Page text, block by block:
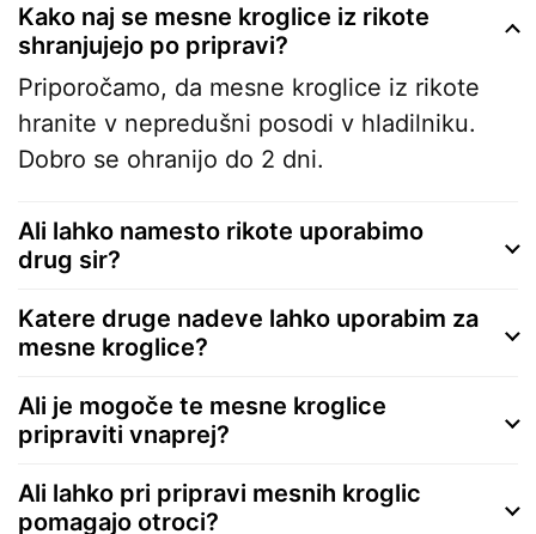
Kako naj se mesne kroglice iz rikote
shranjujejo po pripravi?
Priporočamo, da mesne kroglice iz rikote
hranite v nepredušni posodi v hladilniku.
Dobro se ohranijo do 2 dni.
Ali lahko namesto rikote uporabimo
drug sir?
Katere druge nadeve lahko uporabim za
mesne kroglice?
Ali je mogoče te mesne kroglice
pripraviti vnaprej?
Ali lahko pri pripravi mesnih kroglic
pomagajo otroci?